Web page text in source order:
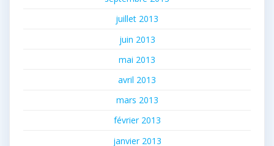
juillet 2013
juin 2013
mai 2013
avril 2013
mars 2013
février 2013
janvier 2013